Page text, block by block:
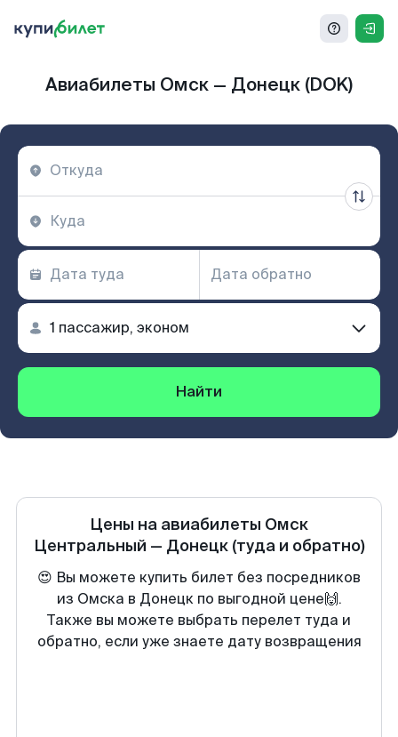
Авиабилеты Омск — Донецк (DOK)
Найти
Цены на авиабилеты Омск
Центральный — Донецк (туда и обратно)
😍 Вы можете купить билет без посредников
из Омска в Донецк по выгодной цене🙌.
Также вы можете выбрать перелет туда и
обратно, если уже знаете дату возвращения